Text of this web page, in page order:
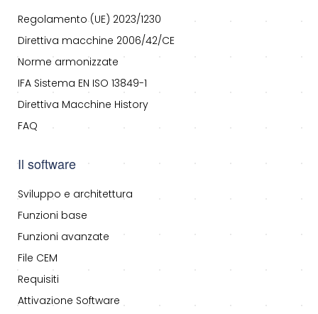
Regolamento (UE) 2023/1230
Direttiva macchine 2006/42/CE
Norme armonizzate
IFA Sistema EN ISO 13849-1
Direttiva Macchine History
FAQ
Il software
Sviluppo e architettura
Funzioni base
Funzioni avanzate
File CEM
Requisiti
Attivazione Software